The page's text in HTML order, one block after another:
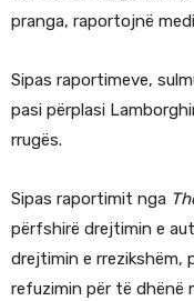
pranga, raportojnë
Sipas raportimeve,
pasi përplasi
rrugës.
Sipas raportimit nga
përfshirë drejtimin e
drejtimin e rrezikshëm,
refuzimin për të dhënë